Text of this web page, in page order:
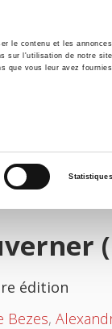
le contenu et les
sur l'utilisation de notre
que vous leur avez
Statistiques
édition
Bezes,